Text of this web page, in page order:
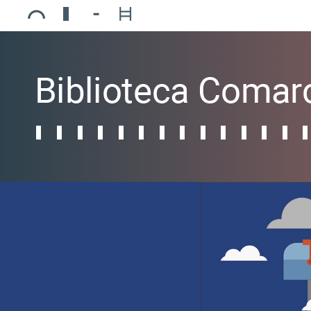
Ajuntament de Mollerussa
Biblioteca Comarcal Jaume Vila
Piscines de Mollerussa